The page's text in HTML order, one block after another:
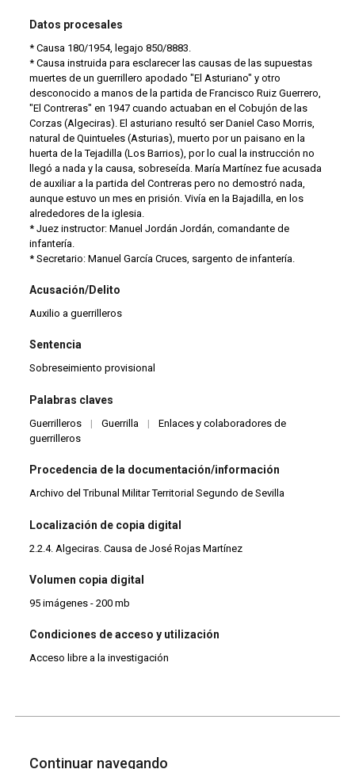
Datos procesales
* Causa 180/1954, legajo 850/8883.
* Causa instruida para esclarecer las causas de las supuestas
muertes de un guerrillero apodado "El Asturiano" y otro
desconocido a manos de la partida de Francisco Ruiz Guerrero,
"El Contreras" en 1947 cuando actuaban en el Cobujón de las
Corzas (Algeciras). El asturiano resultó ser Daniel Caso Morris,
natural de Quintueles (Asturias), muerto por un paisano en la
huerta de la Tejadilla (Los Barrios), por lo cual la instrucción no
llegó a nada y la causa, sobreseída. María Martínez fue acusada
de auxiliar a la partida del Contreras pero no demostró nada,
aunque estuvo un mes en prisión. Vivía en la Bajadilla, en los
alrededores de la iglesia.
* Juez instructor: Manuel Jordán Jordán, comandante de
infantería.
* Secretario: Manuel García Cruces, sargento de infantería.
Acusación/Delito
Auxilio a guerrilleros
Sentencia
Sobreseimiento provisional
Palabras claves
Guerrilleros | Guerrilla |
Enlaces y colaboradores de
guerrilleros
Procedencia de la documentación/información
Archivo del Tribunal Militar Territorial Segundo de Sevilla
Localización de copia digital
2.2.4. Algeciras. Causa de José Rojas Martínez
Volumen copia digital
95 imágenes - 200 mb
Condiciones de acceso y utilización
Acceso libre a la investigación
Continuar navegando